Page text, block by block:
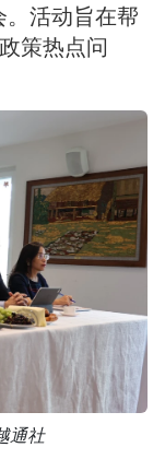
。活动旨在帮
策热点问
通社